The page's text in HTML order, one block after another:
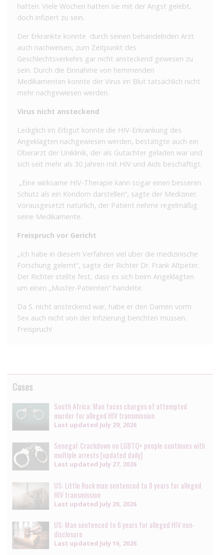
hatten. Viele Wochen hatten sie mit der Angst gelebt,
doch infiziert zu sein.
Der Erkrankte konnte durch seinen behandelnden Arzt
auch nachweisen, zum Zeitpunkt des
Geschlechtsverkehrs gar nicht ansteckend gewesen zu
sein. Durch die Einnahme von hemmenden
Medikamenten konnte der Virus im Blut tatsächlich nicht
mehr nachgewiesen werden.
Virus nicht ansteckend
Lediglich im Erbgut konnte die HIV-Erkrankung des
Angeklagten nachgewiesen werden, bestätigte auch ein
Oberarzt der Uniklinik, der als Gutachter geladen war und
sich seit mehr als 30 Jahren mit HIV und Aids beschäftigt.
„Eine wirksame HIV-Therapie kann sogar einen besseren
Schutz als ein Kondom darstellen“, sagte der Mediziner.
Vorausgesetzt natürlich, der Patient nehme regelmäßig
seine Medikamente.
Freispruch vor Gericht
„Ich habe in diesem Verfahren viel über die medizinische
Forschung gelernt“, sagte der Richter Dr. Frank Altpeter.
Der Richter stellte fest, dass es sich beim Angeklagten
um einen „Muster-Patienten“ handelte.
Da S. nicht ansteckend war, habe er den Damen vorm
Sex auch nicht von der Infizierung berichten müssen.
Freispruch!
Cases
South Africa: Man faces charges of attempted
murder for alleged HIV transmission
Last updated July 29, 2026
Senegal: Crackdown on LGBTQ+ people continues with
multiple arrests [updated daily]
Last updated July 27, 2026
US: Little Rock man sentenced to 8 years for alleged
HIV transmission
Last updated July 20, 2026
US: Man sentenced to 6 years for alleged HIV non-
disclosure
Last updated July 16, 2026